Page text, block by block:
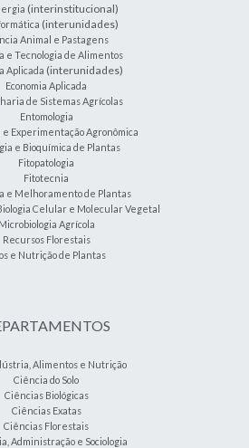
(interinstitucional)
(interunidades)
Animal e Pastagens
e Tecnologia de Alimentos
Aplicada (interunidades)
Economia Aplicada
de Sistemas Agrícolas
Entomologia
e Experimentação Agronômica
e Bioquímica de Plantas
Fitopatologia
Fitotecnia
e Melhoramento de Plantas
Celular e Molecular Vegetal
Microbiologia Agrícola
Recursos Florestais
e Nutrição de Plantas
Alimentos e Nutrição
Ciência do Solo
Ciências Biológicas
Ciências Exatas
Ciências Florestais
Administração e Sociologia